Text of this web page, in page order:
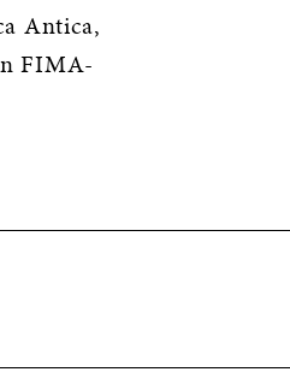
Antica,
FIMA-